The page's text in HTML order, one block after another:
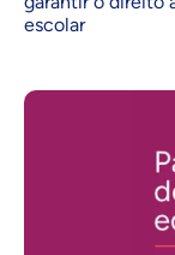
escolar